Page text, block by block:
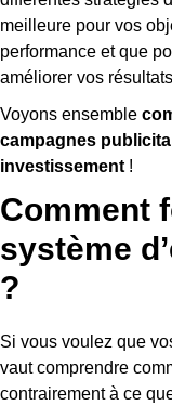
meilleure pour vos
performance et que
améliorer vos
Voyons ensemble
campagnes
investissement !
Comment
système
?
Si vous voulez que
vaut comprendre
contrairement à ce